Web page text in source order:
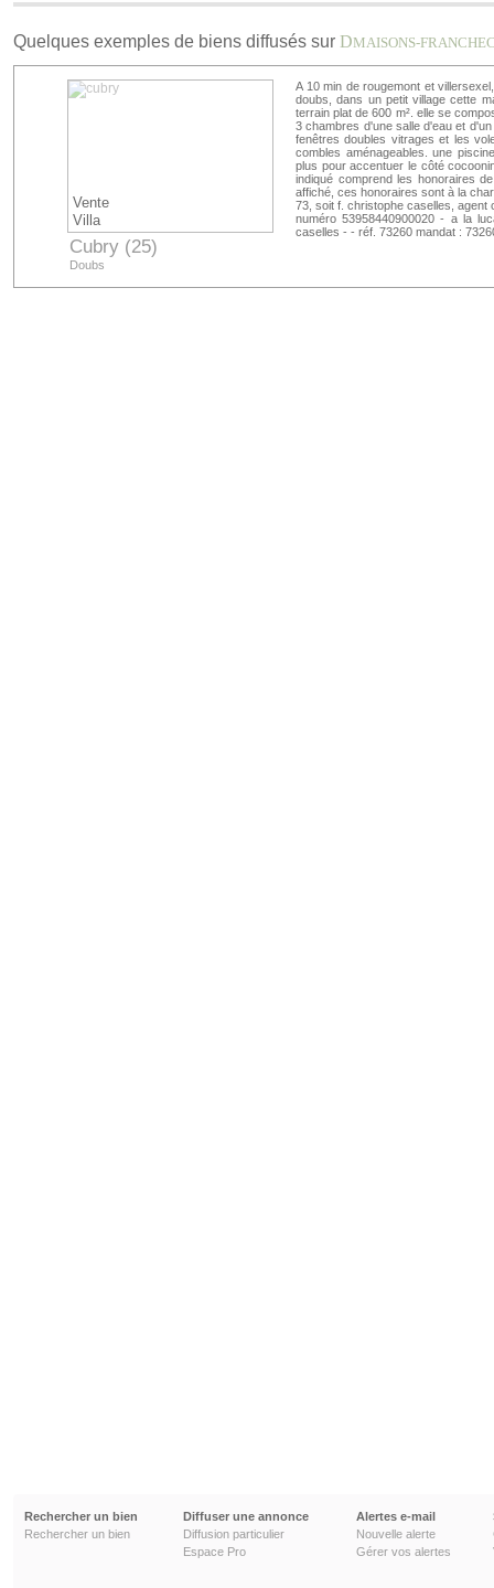
Quelques exemples de biens diffusés sur DMAISONS-
Vente
Villa
Cubry (25)
Doubs
A 10 min de rougemont et
doubs, dans un petit village cette
terrain plat de 600 m². elle se
3 chambres d'une salle d'eau et
fenêtres doubles vitrages et les
combles aménageables. une
plus pour accentuer le côté
indiqué comprend les honoraires
affiché, ces honoraires sont à la
73, soit f. christophe caselles,
numéro 53958440900020 - a la
caselles - - réf. 73260 mandat :
Rechercher un bien
Rechercher un bien
Diffuser une annonce
Diffusion particulier
Espace Pro
Alertes e-mail
Nouvelle alerte
Gérer vos alertes